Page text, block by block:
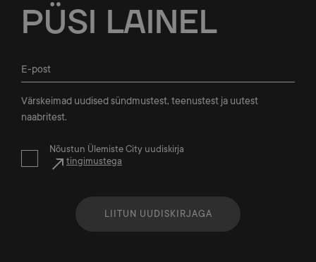
PÜSI LAINEL
Värskeimad uudised sündmustest, teenustest ja uutest
naabritest.
Nõustun Ülemiste City uudiskirja
tingimustega
LIITUN UUDISKIRJAGA